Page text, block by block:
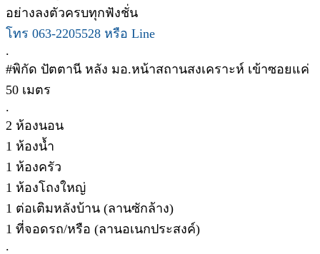
อย่างลงตัวครบทุกฟังชั่น
โทร 063-2205528 หรือ Line
.
#พิกัด ปัตตานี หลัง มอ.หน้าสถานสงเคราะห์ เข้าซอยแค่
50 เมตร
.
2 ห้องนอน
1 ห้องน้ำ
1 ห้องครัว
1 ห้องโถงใหญ่
1 ต่อเติมหลังบ้าน (ลานซักล้าง)
1 ที่จอดรถ/หรือ (ลานอเนกประสงค์)
.